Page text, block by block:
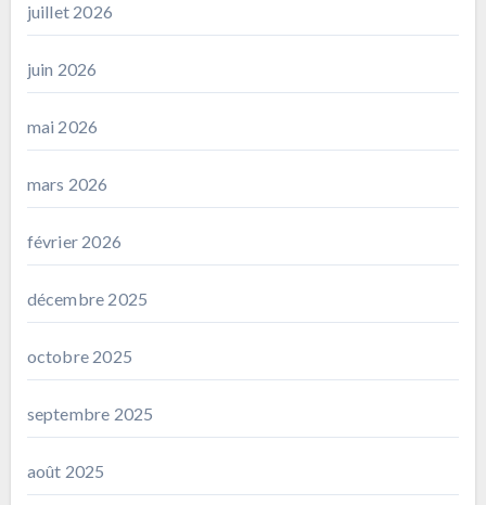
juillet 2026
juin 2026
mai 2026
mars 2026
février 2026
décembre 2025
octobre 2025
septembre 2025
août 2025